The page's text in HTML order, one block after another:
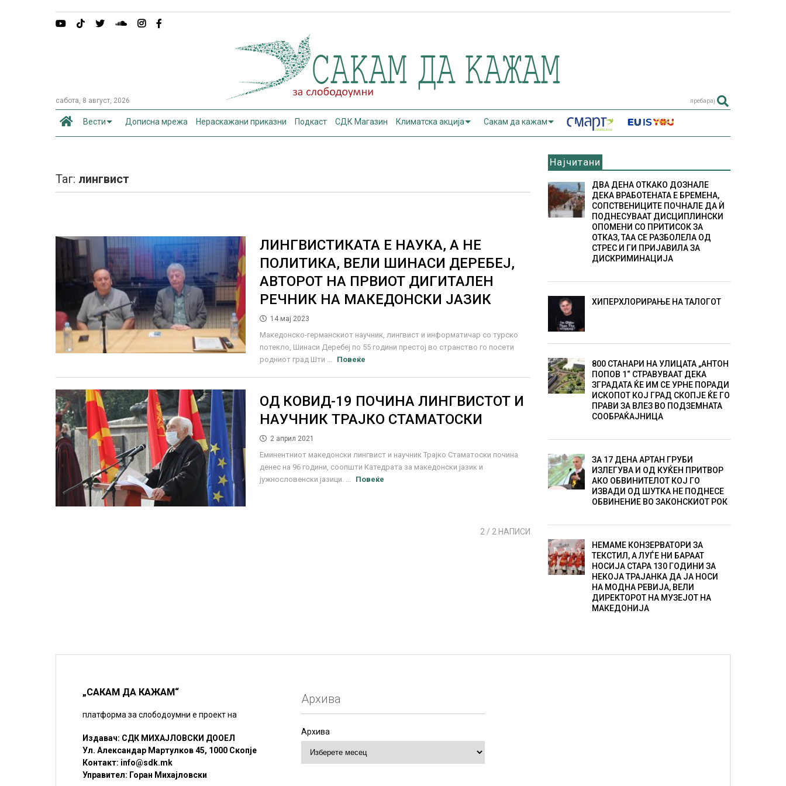
сабота, 8 август, 2026 пребарај
Вести Дописна мрежа Нераскажани приказни Подкаст СДК Магазин Климатска акција Сакам да кажам
Таг: лингвист
ЛИНГВИСТИКАТА Е НАУКА, А НЕ
ПОЛИТИКА, ВЕЛИ ШИНАСИ ДЕРЕБЕЈ,
АВТОРОТ НА ПРВИОТ ДИГИТАЛЕН
РЕЧНИК НА МАКЕДОНСКИ ЈАЗИК
14 мај 2023
Македонско-германскиот научник, лингвист и информатичар со турско
потекло, Шинаси Деребеј по 55 години престој во странство го посети
родниот град Шти ...
Повеќе
ОД КОВИД-19 ПОЧИНА ЛИНГВИСТОТ И
НАУЧНИК ТРАЈКО СТАМАТОСКИ
2 април 2021
Еминентниот македонски лингвист и научник Трајко Стаматоски почина
денес на 96 години, соопшти Катедрата за македонски јазик и
јужнословенски јазици. ...
Повеќе
2 / 2 НАПИСИ
Најчитани
ДВА ДЕНА ОТКАКО ДОЗНАЛЕ
ДЕКА ВРАБОТЕНАТА Е БРЕМЕНА,
СОПСТВЕНИЦИТЕ ПОЧНАЛЕ ДА Ѝ
ПОДНЕСУВААТ ДИСЦИПЛИНСКИ
ОПОМЕНИ СО ПРИТИСОК ЗА
ОТКАЗ, ТАА СЕ РАЗБОЛЕЛА ОД
СТРЕС И ГИ ПРИЈАВИЛА ЗА
ДИСКРИМИНАЦИЈА
ХИПЕРХЛОРИРАЊЕ НА ТАЛОГОТ
800 СТАНАРИ НА УЛИЦАТА „АНТОН
ПОПОВ 1“ СТРАВУВААТ ДЕКА
ЗГРАДАТА ЌЕ ИМ СЕ УРНЕ ПОРАДИ
ИСКОПОТ КОЈ ГРАД СКОПЈЕ ЌЕ ГО
ПРАВИ ЗА ВЛЕЗ ВО ПОДЗЕМНАТА
СООБРАЌАЈНИЦА
ЗА 17 ДЕНА АРТАН ГРУБИ
ИЗЛЕГУВА И ОД КУЌЕН ПРИТВОР
АКО ОБВИНИТЕЛОТ КОЈ ГО
ИЗВАДИ ОД ШУТКА НЕ ПОДНЕСЕ
ОБВИНЕНИЕ ВО ЗАКОНСКИОТ РОК
НЕМАМЕ КОНЗЕРВАТОРИ ЗА
ТЕКСТИЛ, А ЛУЃЕ НИ БАРААТ
НОСИЈА СТАРА 130 ГОДИНИ ЗА
НЕКОЈА ТРАЈАНКА ДА ЈА НОСИ
НА МОДНА РЕВИЈА, ВЕЛИ
ДИРЕКТОРОТ НА МУЗЕЈОТ НА
МАКЕДОНИЈА
„САКАМ ДА КАЖАМ“
платформа за слободоумни е проект на
Издавач: СДК МИХАЈЛОВСКИ ДООЕЛ
Ул. Александар Мартулков 45, 1000 Скопје
Контакт: info@sdk.mk
Управител: Горан Михајловски
Архива
Архива